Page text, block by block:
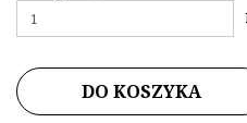
DO KOSZYKA